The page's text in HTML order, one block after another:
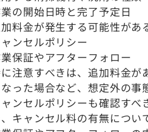
の開始日時と完了予定日
料金が発生する可能性があ
ンセルポリシー
保証やアフターフォロー
注意すべきは、追加料金
った場合など、想定外の事
ンセルポリシーも確認す
キャンセル料の有無につい